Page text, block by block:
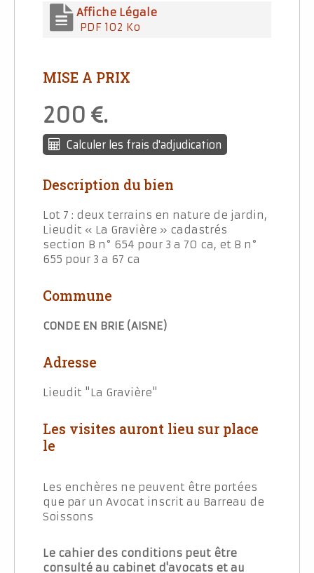
Affiche Légale
PDF 102 Ko
MISE A PRIX
200 .
Calculer les frais d'adjudication
Description du bien
Lot 7 : deux terrains en nature de jardin,
Lieudit « La Gravière » cadastrés
section B n° 654 pour 3 a 70 ca, et B n°
655 pour 3 a 67 ca
Commune
CONDE EN BRIE (AISNE)
Adresse
Lieudit "La Gravière"
Les visites auront lieu sur place
le
Les enchères ne peuvent être portées
que par un Avocat inscrit au Barreau de
Soissons
Le cahier des conditions peut être
consulté au cabinet d'avocats et au